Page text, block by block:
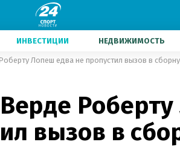
ИНВЕСТИЦИИ НЕДВИЖИМОСТЬ
Лопеш едва не пропустил вызов в
вызов в